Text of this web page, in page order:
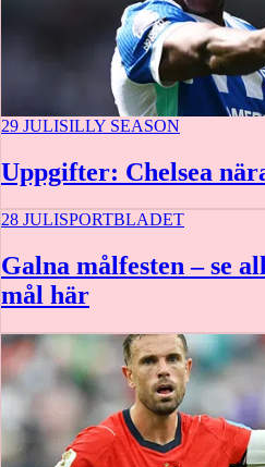
29 JULISILLY SEASON
Uppgifter: Chelsea
28 JULISPORTBLADET
Galna målfesten – se
mål här